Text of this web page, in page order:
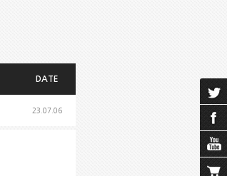
DATE
23.07.06